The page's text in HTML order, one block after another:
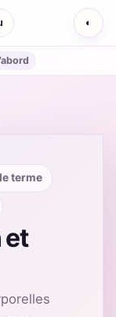
◐
terme
et